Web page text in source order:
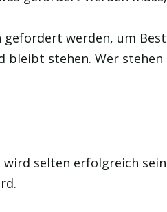
werden, um
stehen. Wer
selten erfolgreich